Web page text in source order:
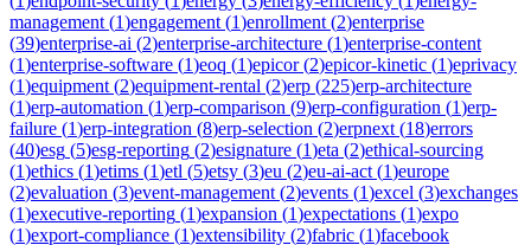
management (1)engagement (1)enrollment (2)enterprise
(39)enterprise-ai (2)enterprise-architecture (1)enterprise-content
(1)enterprise-software (1)eoq (1)epicor(2)epicor-kinetic (1)eprivacy
(1)equipment (2)equipment-rental (2)erp (225)erp-architecture
(1)erp-automation (1)erp-comparison (9)erp-configuration (1)erp-
failure (1)erp-integration (8)erp-selection (2)erpnext (18)errors
(40)esg (5)esg-reporting (2)esignature (1)eta (2)ethical-sourcing
(1)ethics (1)etims (1)etl (5)etsy (3)eu (2)eu-ai-act (1)europe
(2)evaluation (3)event-management (2)events (1)excel (3)exchanges
(1)executive-reporting (1)expansion (1)expectations (1)expo
(1)export-compliance (1)extensibility (2)fabric (1)facebook